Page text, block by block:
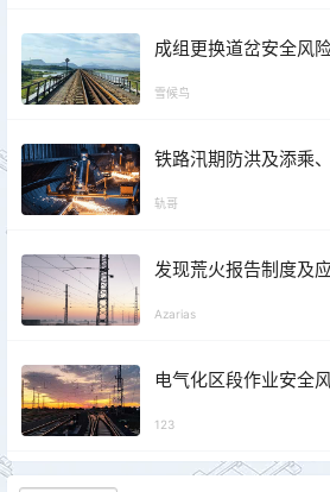
成组更换道岔安全风
雪候鸟
铁路汛期防洪及添乘
轨哥
发现荒火报告制度及
Azarias
电气化区段作业安全
123